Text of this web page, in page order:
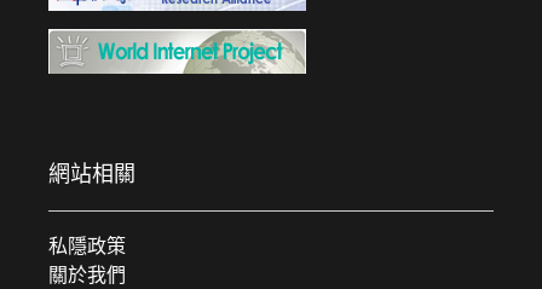
網站相關
私隱政策
關於我們